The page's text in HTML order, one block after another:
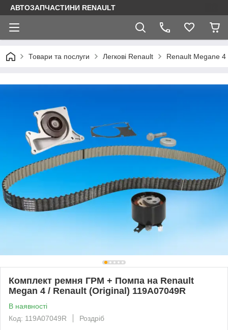
АВТОЗАПЧАСТИНИ RENAULT
Товари та послуги Легкові Renault Renault Megane 4
Комплект ремня ГРМ + Помпа на Renault
Megan 4 / Renault (Original) 119A07049R
В наявності
Код: 119A07049R
Роздріб